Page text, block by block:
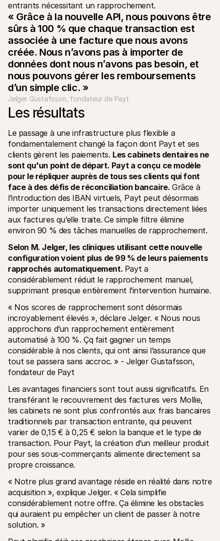
entrants nécessitant un rapprochement.
« Grâce à la nouvelle API, nous pouvons être
sûrs à 100 % que chaque transaction est
associée à une facture que nous avons
créée. Nous n’avons pas à importer de
données dont nous n’avons pas besoin, et
nous pouvons gérer les remboursements
d’un simple clic. »
Jelger Gustafsson, fondateur de Payt
Les résultats
Le passage à une infrastructure plus flexible a
fondamentalement changé la façon dont Payt et ses
clients gèrent les paiements. Les cabinets dentaires ne
sont qu'un point de départ. Payt a conçu ce modèle
pour le répliquer auprès de tous ses clients qui font
face à des défis de réconciliation bancaire. Grâce à
l’introduction des IBAN virtuels, Payt peut désormais
importer uniquement les transactions directement liées
aux factures qu’elle traite. Ce simple filtre élimine
environ 90 % des tâches manuelles de rapprochement.
Selon M. Jelger, les cliniques utilisant cette nouvelle
configuration voient plus de 99 % de leurs paiements
rapprochés automatiquement. Payt a
considérablement réduit le rapprochement manuel,
supprimant presque entièrement l’intervention humaine.
« Nos scores de rapprochement sont désormais
incroyablement élevés », déclare Jelger. « Nous nous
approchons d’un rapprochement entièrement
automatisé à 100 %. Çq fait gagner un temps
considérable à nos clients, qui ont ainsi l’assurance que
tout se passera sans accroc. » - Jelger Gustafsson,
fondateur de Payt
Les avantages financiers sont tout aussi significatifs. En
transférant le recouvrement des factures vers Mollie,
les cabinets ne sont plus confrontés aux frais bancaires
traditionnels par transaction entrante, qui peuvent
varier de 0,15 € à 0,25 € selon la banque et le type de
transaction. Pour Payt, la création d’un meilleur produit
pour ses sous-commerçants alimente directement sa
propre croissance.
« Notre plus grand avantage réside en réalité dans notre
acquisition », explique Jelger. « Cela simplifie
considérablement notre offre. Ça élimine les obstacles
qui auraient pu empêcher un client de passer à notre
solution. »